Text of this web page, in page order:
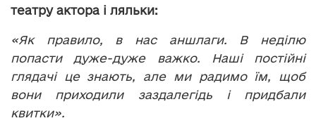
театру актора і ляльки:
«Як правило, в нас аншлаги. В неділю
попасти дуже-дуже важко. Наші постійні
глядачі це знають, але ми радимо їм, щоб
вони приходили заздалегідь і придбали
квитки».